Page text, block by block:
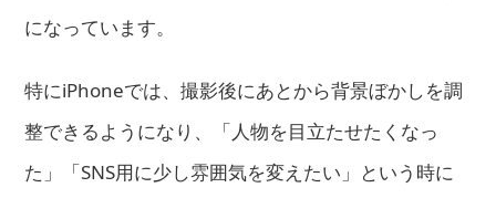
になっています。
特にiPhoneでは、撮影後にあとから背景ぼかしを調
整できるようになり、「人物を目立たせたくなっ
た」「SNS用に少し雰囲気を変えたい」という時に